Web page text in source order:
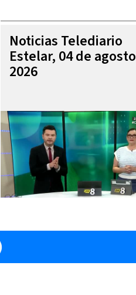
Noticias Telediario
Estelar, 04 de agosto
2026